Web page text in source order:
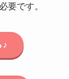
要です。
♪